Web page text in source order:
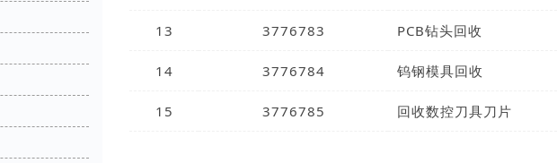
13 3776783 PCB钻头回收
14 3776784 钨钢模具回收
15 3776785 回收数控刀具刀片